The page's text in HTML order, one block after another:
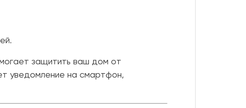
защитить ваш дом от
уведомление на смартфон,